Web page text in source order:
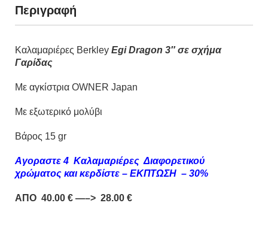
Περιγραφή
Καλαμαριέρες Berkley Egi Dragon 3″ σε σχήμα
Γαρίδας
Με αγκίστρια OWNER Japan
Με εξωτερικό μολύβι
Βάρος 15 gr
Αγοραστε 4 Καλαμαριέρες Διαφορετικού
χρώματος και κερδίστε – ΕΚΠΤΩΣΗ – 30%
ΑΠΟ 40.00 € —–> 28.00 €